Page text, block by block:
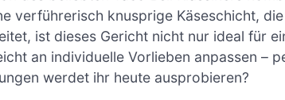
verführerisch knusprige Käseschicht,
ist dieses Gericht nicht nur ideal für
an individuelle Vorlieben anpassen –
werdet ihr heute ausprobieren?